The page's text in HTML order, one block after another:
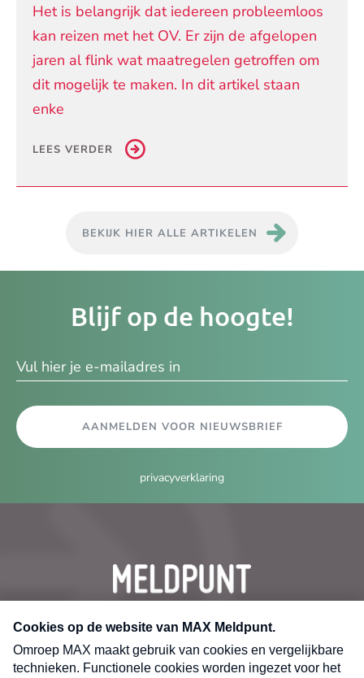
Het is belangrijk dat iedereen probleemloos
kan reizen met het OV. Er zijn de afgelopen
jaren al flink wat maatregelen getroffen om
dit mogelijk te maken. In dit artikel staan
enke
LEES VERDER
BEKIJK HIER ALLE ARTIKELEN
Blijf op de hoogte!
AANMELDEN VOOR NIEUWSBRIEF
privacyverklaring
CONTACT